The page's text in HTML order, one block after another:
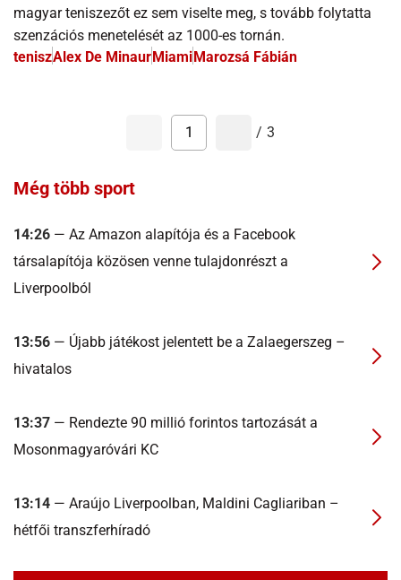
magyar teniszezőt ez sem viselte meg, s tovább folytatta
szenzációs menetelését az 1000-es tornán.
teniszAlex De MinaurMiamiMarozsá Fábián
1 / 3
Még több sport
14:26 — Az Amazon alapítója és a Facebook
társalapítója közösen venne tulajdonrészt a
Liverpoolból
13:56 — Újabb játékost jelentett be a Zalaegerszeg –
hivatalos
13:37 — Rendezte 90 millió forintos tartozását a
Mosonmagyaróvári KC
13:14 — Araújo Liverpoolban, Maldini Cagliariban –
hétfői transzferhíradó